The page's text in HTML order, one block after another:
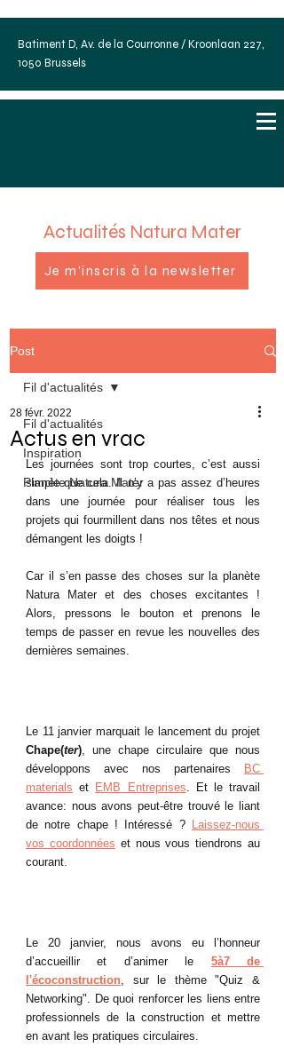
Batiment D, Av. de la Courronne / Kroonlaan 227,
1050 Brussels
Actualités Natura Mater
Je m'inscris à la newsletter
Post
Fil d'actualités
Inspiration
Planète Natura Mater
Fil d'actualités
Actus en vrac
28 févr. 2022
Les journées sont trop courtes, c’est aussi
simple que cela. Il n’y a pas assez d’heures
dans une journée pour réaliser tous les
projets qui fourmillent dans nos têtes et nous
démangent les doigts !
Car il s’en passe des choses sur la planète
Natura Mater et des choses excitantes !
Alors, pressons le bouton et prenons le
temps de passer en revue les nouvelles des
dernières semaines.
Chape(ter) , une chape circulaire que nous
développons avec nos partenaires
BC
materials et EMB Entreprises . Et le travail
avance: nous avons peut-être trouvé le liant
de notre chape ! Intéressé ?
Laissez-nous
vos coordonnées et nous vous tiendrons au
courant.
Le 20 janvier, nous avons eu l’honneur
d’accueillir et d’animer le 5à7 de
l'écoconstruction , sur le thème "Quiz &
Networking". De quoi renforcer les liens entre
professionnels de la construction et mettre
en avant les pratiques circulaires.